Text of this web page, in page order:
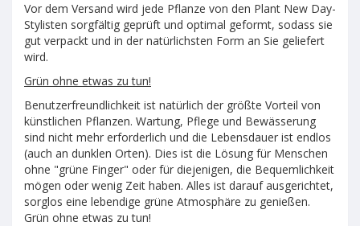
Vor dem Versand wird jede Pflanze von den Plant New Day-
Stylisten sorgfältig geprüft und optimal geformt, sodass sie
gut verpackt und in der natürlichsten Form an Sie geliefert
wird.
Grün ohne etwas zu tun!
Benutzerfreundlichkeit ist natürlich der größte Vorteil von
künstlichen Pflanzen. Wartung, Pflege und Bewässerung
sind nicht mehr erforderlich und die Lebensdauer ist endlos
(auch an dunklen Orten). Dies ist die Lösung für Menschen
ohne "grüne Finger" oder für diejenigen, die Bequemlichkeit
mögen oder wenig Zeit haben. Alles ist darauf ausgerichtet,
sorglos eine lebendige grüne Atmosphäre zu genießen.
Grün ohne etwas zu tun!